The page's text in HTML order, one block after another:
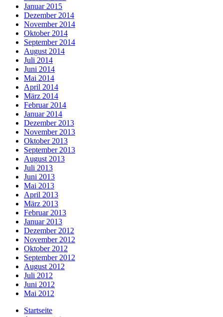
Januar 2015
Dezember 2014
November 2014
Oktober 2014
September 2014
August 2014
Juli 2014
Juni 2014
Mai 2014
April 2014
März 2014
Februar 2014
Januar 2014
Dezember 2013
November 2013
Oktober 2013
September 2013
August 2013
Juli 2013
Juni 2013
Mai 2013
April 2013
März 2013
Februar 2013
Januar 2013
Dezember 2012
November 2012
Oktober 2012
September 2012
August 2012
Juli 2012
Juni 2012
Mai 2012
Startseite